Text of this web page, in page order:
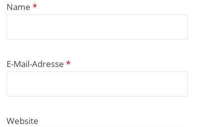
Name*
E-Mail-Adresse*
Website